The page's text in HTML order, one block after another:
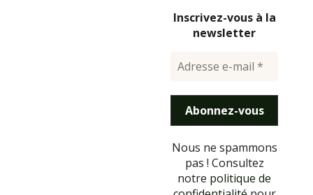
Inscrivez-vous à la
newsletter
Nous ne spammons
pas ! Consultez
notre politique de